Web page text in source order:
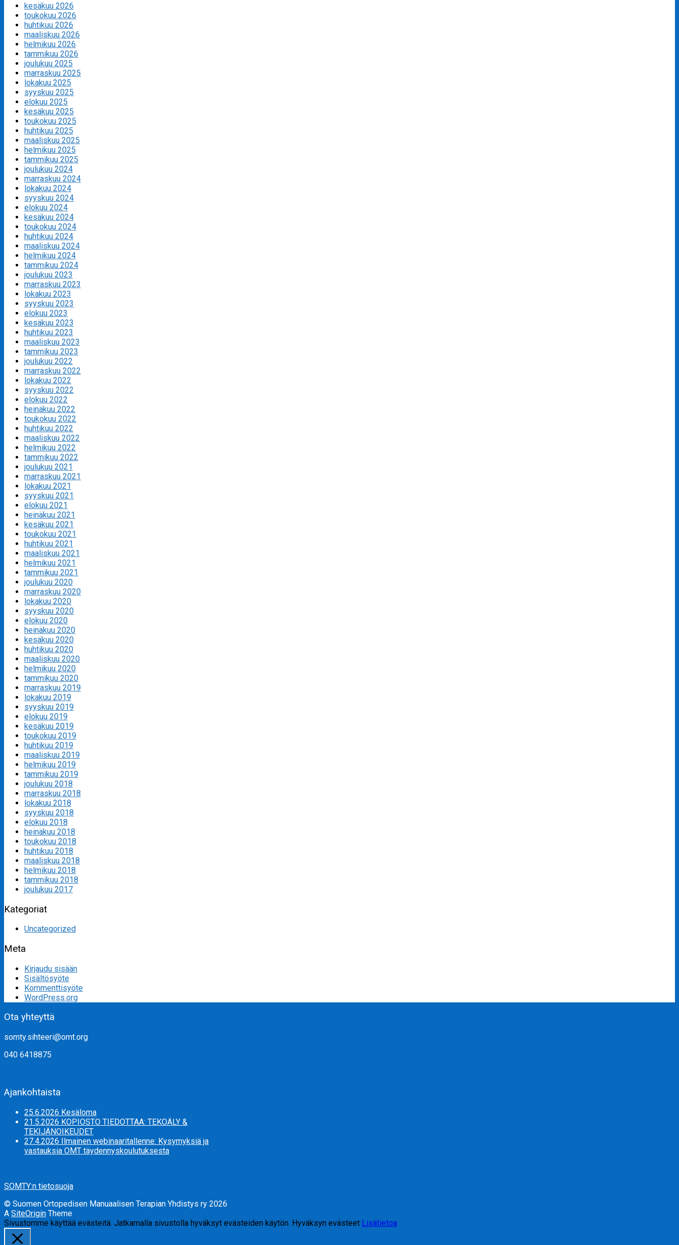
kesäkuu 2026
toukokuu 2026
huhtikuu 2026
maaliskuu 2026
helmikuu 2026
tammikuu 2026
joulukuu 2025
marraskuu 2025
lokakuu 2025
syyskuu 2025
elokuu 2025
kesäkuu 2025
toukokuu 2025
huhtikuu 2025
maaliskuu 2025
helmikuu 2025
tammikuu 2025
joulukuu 2024
marraskuu 2024
lokakuu 2024
syyskuu 2024
elokuu 2024
kesäkuu 2024
toukokuu 2024
huhtikuu 2024
maaliskuu 2024
helmikuu 2024
tammikuu 2024
joulukuu 2023
marraskuu 2023
lokakuu 2023
syyskuu 2023
elokuu 2023
kesäkuu 2023
huhtikuu 2023
maaliskuu 2023
tammikuu 2023
joulukuu 2022
marraskuu 2022
lokakuu 2022
syyskuu 2022
elokuu 2022
heinäkuu 2022
toukokuu 2022
huhtikuu 2022
maaliskuu 2022
helmikuu 2022
tammikuu 2022
joulukuu 2021
marraskuu 2021
lokakuu 2021
syyskuu 2021
elokuu 2021
heinäkuu 2021
kesäkuu 2021
toukokuu 2021
huhtikuu 2021
maaliskuu 2021
helmikuu 2021
tammikuu 2021
joulukuu 2020
marraskuu 2020
lokakuu 2020
syyskuu 2020
elokuu 2020
heinäkuu 2020
kesäkuu 2020
huhtikuu 2020
maaliskuu 2020
helmikuu 2020
tammikuu 2020
marraskuu 2019
lokakuu 2019
syyskuu 2019
elokuu 2019
kesäkuu 2019
toukokuu 2019
huhtikuu 2019
maaliskuu 2019
helmikuu 2019
tammikuu 2019
joulukuu 2018
marraskuu 2018
lokakuu 2018
syyskuu 2018
elokuu 2018
heinäkuu 2018
toukokuu 2018
huhtikuu 2018
maaliskuu 2018
helmikuu 2018
tammikuu 2018
joulukuu 2017
Kategoriat
Uncategorized
Meta
Kirjaudu sisään
Sisältösyöte
Kommenttisyöte
WordPress.org
Ota yhteyttä
somty.sihteeri@omt.org
040 6418875
Ajankohtaista
25.6.2026 Kesäloma
21.5.2026 KOPIOSTO TIEDOTTAA: TEKOÄLY &
TEKIJÄNOIKEUDET
27.4.2026 Ilmainen webinaaritallenne: Kysymyksiä ja
vastauksia OMT täydennyskoulutuksesta
SOMTY:n tietosuoja
© Suomen Ortopedisen Manuaalisen Terapian Yhdistys ry 2026
A SiteOrigin Theme
Sivustomme käyttää evästeitä. Jatkamalla sivustolla hyväksyt evästeiden käytön. Hyväksyn evästeet Lisätietoa